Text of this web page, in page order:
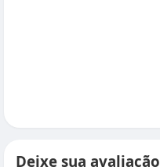
Deixe sua avaliação